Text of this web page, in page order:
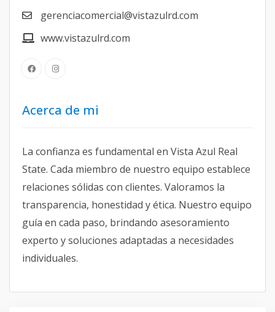
gerenciacomercial@vistazulrd.com
www.vistazulrd.com
Acerca de mi
La confianza es fundamental en Vista Azul Real
State. Cada miembro de nuestro equipo establece
relaciones sólidas con clientes. Valoramos la
transparencia, honestidad y ética. Nuestro equipo
guía en cada paso, brindando asesoramiento
experto y soluciones adaptadas a necesidades
individuales.